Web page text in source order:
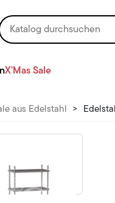
X'Mas Sale
aus Edelstahl >